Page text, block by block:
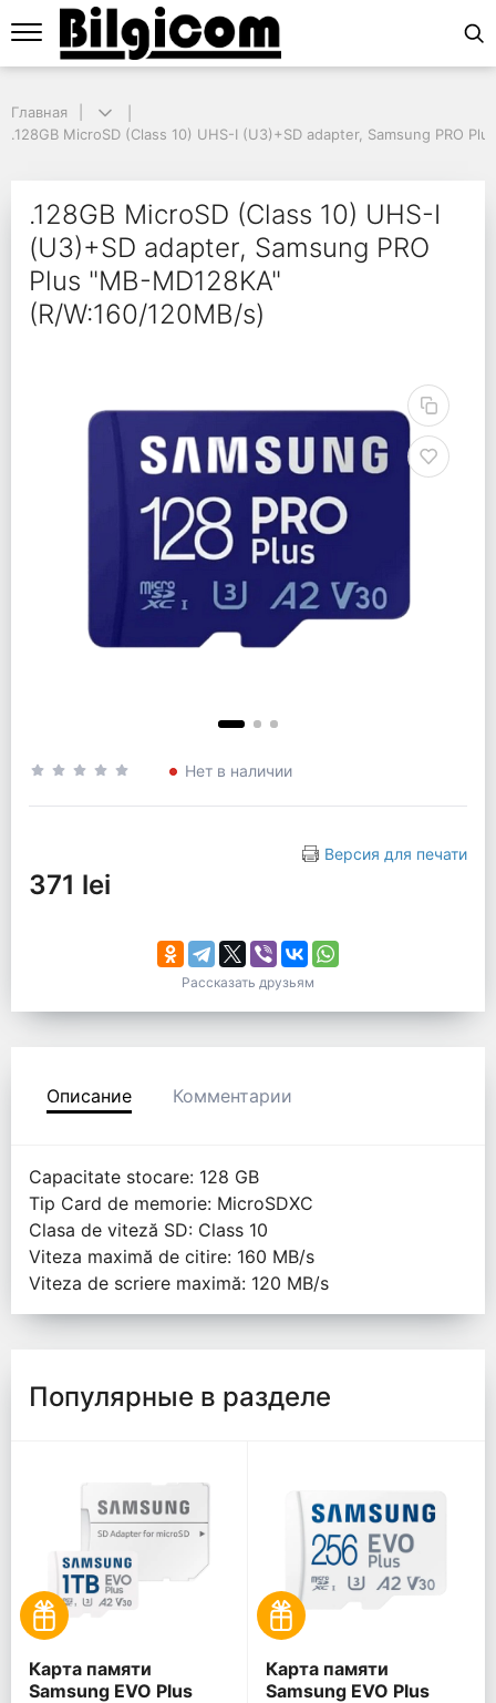
.128GB MicroSD (Class 10) UHS-I (U3)+SD adapter, Samsung PRO
.128GB MicroSD
Главная
.128GB MicroSD (Class 10) UHS-I (U3)+SD adapter, Samsung PRO
.128GB MicroSD (Class 10) UHS-I
(U3)+SD adapter, Samsung PRO
Plus "MB-MD128KA"
(R/W:160/120MB/s)
Нет в наличии
Версия для печати
371 lei
Рассказать друзьям
Описание Комментарии
Capacitate stocare: 128 GB
Tip Card de memorie: MicroSDXC
Clasa de viteză SD: Class 10
Viteza maximă de citire: 160 MB/s
Viteza de scriere maximă: 120 MB/s
Популярные в разделе
Карта памяти
Samsung EVO Plus
Карта памяти
Samsung EVO Plus